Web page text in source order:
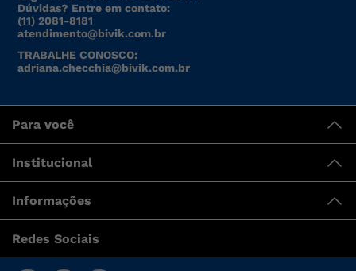
Faça login para escrever uma avaliação.
Carregando avaliações…